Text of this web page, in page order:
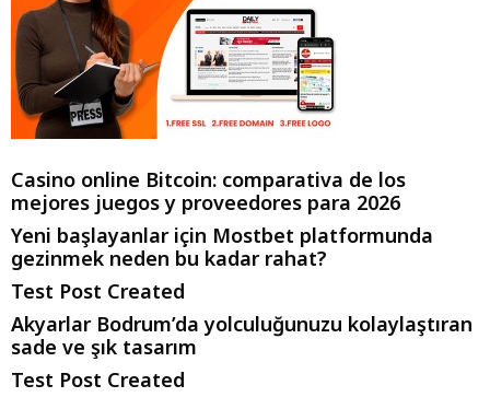
Casino online Bitcoin: comparativa de los
mejores juegos y proveedores para 2026
Yeni başlayanlar için Mostbet platformunda
gezinmek neden bu kadar rahat?
Test Post Created
Akyarlar Bodrum’da yolculuğunuzu kolaylaştıran
sade ve şık tasarım
Test Post Created